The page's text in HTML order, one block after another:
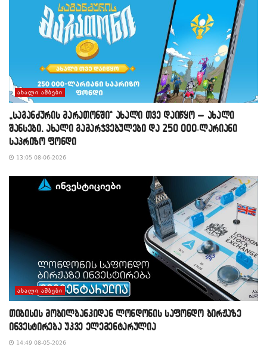
ᲐᲮᲐᲚᲘ ᲐᲛᲑᲔᲑᲘ
„საგანძურის მარათონში“ ახალი თვე დაიწყო – ახალი
შანსები, ახალი გამარჯვებულები და 250 000-ლარიანი
საპრიზო ფონდი
13:05 08-06-2026
ᲐᲮᲐᲚᲘ ᲐᲛᲑᲔᲑᲘ
თიბისის მობილბანკიდან ლონდონის საფონდო ბირჟაზე
ინვესტირება უკვე ელემენტარულია
14:49 08-05-2026